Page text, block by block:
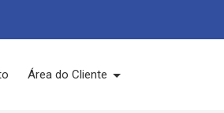
Área do Cliente